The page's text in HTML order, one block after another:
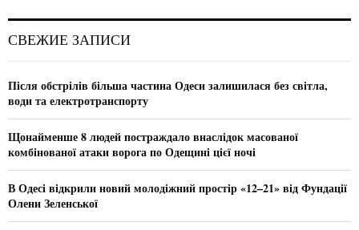
h
o
r
СВЕЖИЕ ЗАПИСИ
Після обстрілів більша частина Одеси залишилася без світла,
води та електротранспорту
Щонайменше 8 людей постраждало внаслідок масованої
комбінованої атаки ворога по Одещині цієї ночі
В Одесі відкрили новий молодіжний простір «12–21» від Фундації
Олени Зеленської